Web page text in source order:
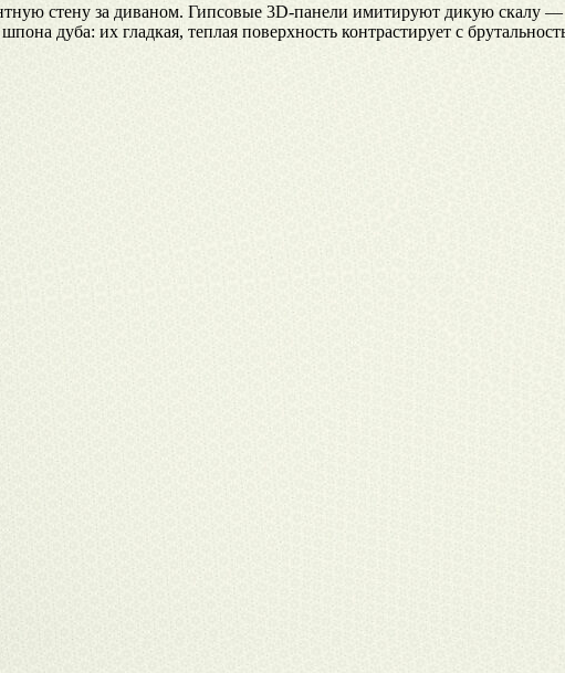
стену за диваном. Гипсовые 3D-панели имитируют дикую
дуба: их гладкая, теплая поверхность контрастирует с